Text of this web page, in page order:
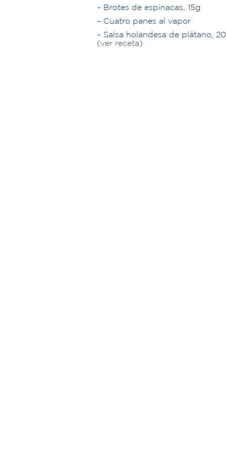
– Brotes de espinacas, 15g
– Cuatro panes al vapor
– Salsa holandesa de plátano,
(ver receta )